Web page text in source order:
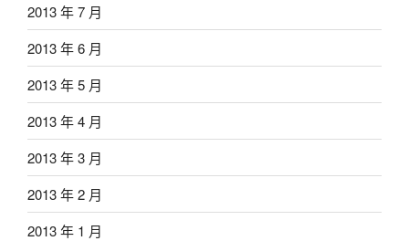
2013 年 7 月
2013 年 6 月
2013 年 5 月
2013 年 4 月
2013 年 3 月
2013 年 2 月
2013 年 1 月